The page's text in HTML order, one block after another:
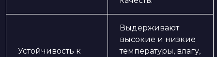
Устойчивость к
Выдерживают
высокие и низкие
температуры, влагу,